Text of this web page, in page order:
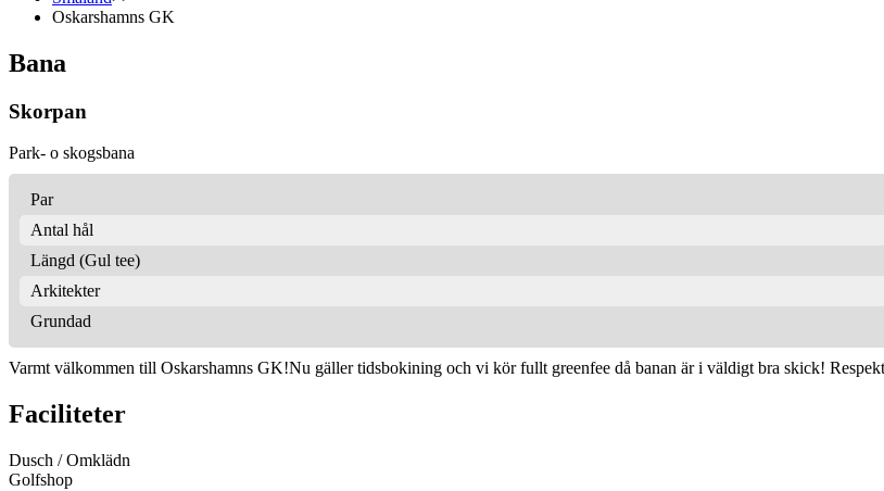
Oskarshamns GK
Bana
Skorpan
Park- o skogsbana
Par
Antal hål
Längd (Gul tee)
Arkitekter
Grundad
Varmt välkommen till Oskarshamns GK!Nu gäller tidsbokining och vi kör fullt greenfee då banan är i väldigt bra skick!
Faciliteter
Dusch / Omklädn
Golfshop